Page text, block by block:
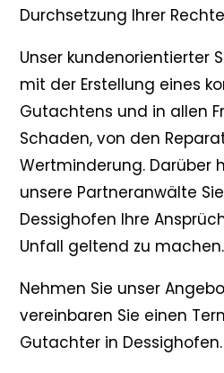
Durchsetzung Ihrer
Unser kundenorientierter
mit der Erstellung eines
Gutachtens und in allen
Schaden, von den
Wertminderung. Darüber
unsere Partneranwälte
Dessighofen Ihre
Unfall geltend zu machen.
Nehmen Sie unser
vereinbaren Sie einen
Gutachter in Dessighofen.